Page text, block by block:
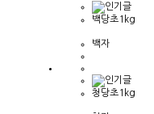
백당초1kg
백자
청당초1kg